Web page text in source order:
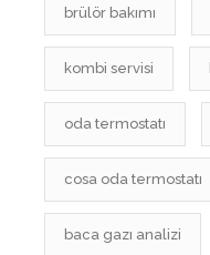
brülör bakımı
kombi servisi
oda termostatı
cosa oda termostatı
baca gazı analizi